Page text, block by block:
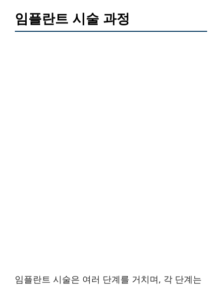
임플란트 시술 과정
임플란트 시술은 여러 단계를 거치며, 각 단계는